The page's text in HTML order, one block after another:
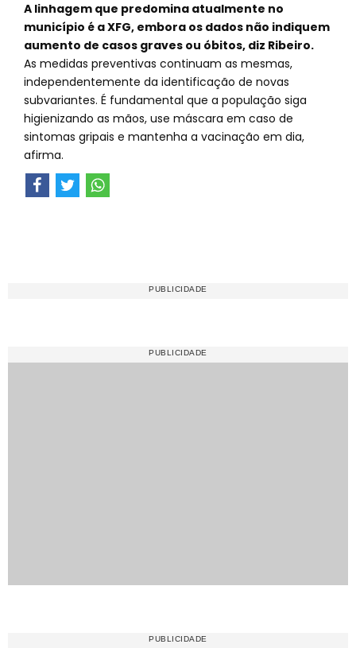
A linhagem que predomina atualmente no
município é a XFG, embora os dados não indiquem
aumento de casos graves ou óbitos, diz Ribeiro.
As medidas preventivas continuam as mesmas,
independentemente da identificação de novas
subvariantes. É fundamental que a população siga
higienizando as mãos, use máscara em caso de
sintomas gripais e mantenha a vacinação em dia,
afirma.